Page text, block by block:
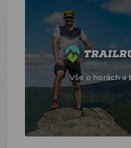
Vše o horách a